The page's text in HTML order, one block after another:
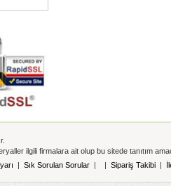
ilgili firmalara ait olup bu sitede tanıtım
| Sık Sorulan Sorular | | Sipariş Takibi |